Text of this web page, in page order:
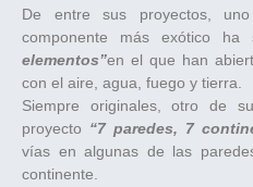
De entre sus proyectos,
componente más exótico ha
elementos”en el que han
con el aire, agua, fuego y tierra.
Siempre originales, otro de
proyecto “7 paredes, 7
vías en algunas de las
continente.